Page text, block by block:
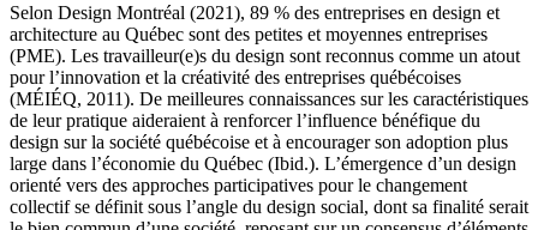
Selon Design Montréal (2021), 89 % des entreprises en design et
architecture au Québec sont des petites et moyennes entreprises
(PME). Les travailleur(e)s du design sont reconnus comme un atout
pour l’innovation et la créativité des entreprises québécoises
(MÉIÉQ, 2011). De meilleures connaissances sur les caractéristiques
de leur pratique aideraient à renforcer l’influence bénéfique du
design sur la société québécoise et à encourager son adoption plus
large dans l’économie du Québec (Ibid.). L’émergence d’un design
orienté vers des approches participatives pour le changement
collectif se définit sous l’angle du design social, dont sa finalité serait